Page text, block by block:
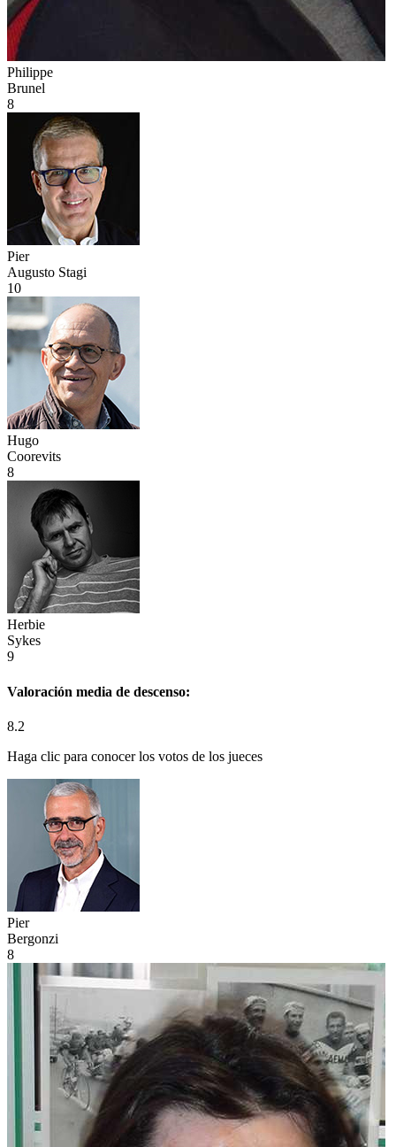
Philippe
Brunel
8
Pier
Augusto Stagi
10
Hugo
Coorevits
8
Herbie
Sykes
9
Valoración media de descenso:
8.2
Haga clic para conocer los votos de los jueces
Pier
Bergonzi
8